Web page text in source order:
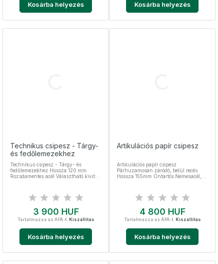
Kosárba helyezés Kosárba helyezés
Technikus csipesz - Tárgy-
és fedőlemezekhez
Technikus csipesz - Tárgy- és
fedőlemezekhez Hossza 120 mm
Rozsdamentes acél Választható kivitel:
Ár
3 900 HUF
Tartalmazza az ÁFÁ-t. Kiszállítás
Kosárba helyezés
Artikulációs papír csipesz
Artikulációs papír csipesz
Párhuzamosan záródó, belül recés
Hossza 155mm Öntartós Nemesacél,
Ár
4 800 HUF
Tartalmazza az ÁFÁ-t. Kiszállítás
Kosárba helyezés